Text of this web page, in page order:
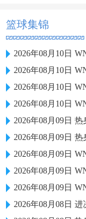
篮球集锦
2026年08月10日
2026年08月10日
2026年08月10日
2026年08月10日
2026年08月09日 热身
2026年08月09日 热身
2026年08月09日
2026年08月09日
2026年08月09日
2026年08月08日 进决